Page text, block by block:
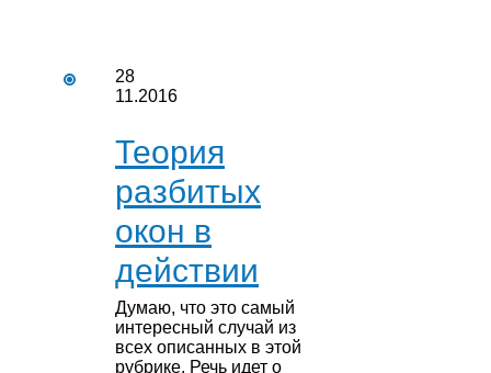
28
11.2016
Теория
разбитых
окон в
действии
Думаю, что это самый
интересный случай из
всех описанных в этой
рубрике. Речь идет о